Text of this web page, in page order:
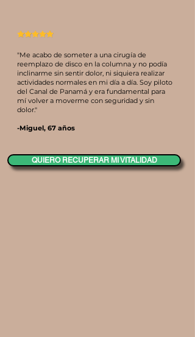
"Me acabo de someter a una cirugía de
reemplazo de disco en la columna y no podía
inclinarme sin sentir dolor, ni siquiera realizar
actividades normales en mi día a día. Soy piloto
del Canal de Panamá y era fundamental para
mí volver a moverme con seguridad y sin
dolor."
-Miguel, 67 años
QUIERO RECUPERAR MI VITALIDAD